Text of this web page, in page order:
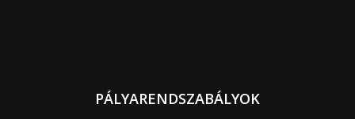
PÁLYARENDSZABÁLYOK